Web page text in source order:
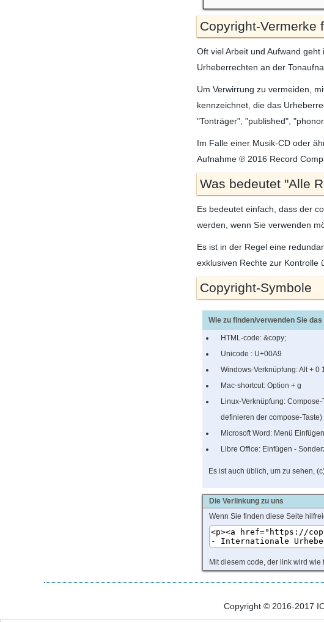
Copyright-Vermerke
Oft viel Arbeit und Aufwand
Urheberrechten an der
Um Verwirrung zu vermeiden,
kennzeichnet, die das
"Tonträger", "published",
Im Falle einer Musik-CD oder
Aufnahme ℗ 2016 Record
Was bedeutet "Alle
Es bedeutet einfach, dass der
werden, wenn Sie verwenden
Es ist in der Regel eine
exklusiven Rechte zur Kontrolle
Copyright-Symbole
Wie zu finden/verwenden Sie
HTML-code:&copy;
Unicode : U+00A9
Windows-Verknüpfung:Alt + 0
Mac-shortcut: Option+ g
Linux-Verknüpfung:
definieren der compose-Taste)
Microsoft Word: Menü
Libre Office: Einfügen -
Es ist auch üblich, um zu sehen,
Die Verlinkung zu uns
Wenn Sie finden diese Seite
Mit diesem code, der link wird wie
Copyright © 2016-2017